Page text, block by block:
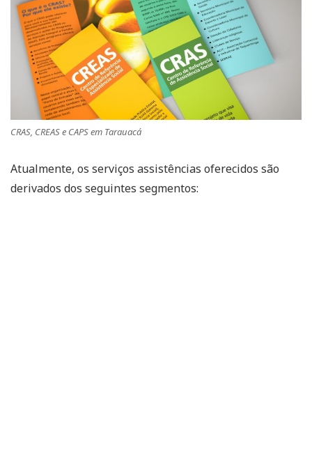
CRAS, CREAS e CAPS em Tarauacá
Atualmente, os serviços assistências oferecidos são
derivados dos seguintes segmentos: